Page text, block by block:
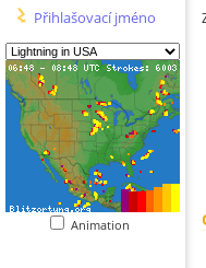
Přihlašovací jméno
Animation